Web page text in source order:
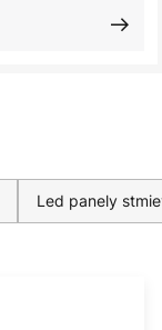
Led panely